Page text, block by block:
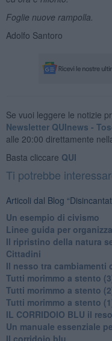
Foglie nuove rampolla.
Adolfo Santoro
Se vuoi leggere le notizie
Newsletter QUInews -
alle 20:00 direttamente
Basta cliccare QUI
Ti potrebbe
Articoli dal Blog
​Un esempio di civismo
​Linee guida per
​Il ripristino della natura
Cittadini
Il nesso tra cambiamenti
Tutti morimmo a stento
Tutti morimmo a stento
​Tutti morimmo a stento
IL CORRIDOIO BLU il
Un manuale essenziale
Il corridoio blu